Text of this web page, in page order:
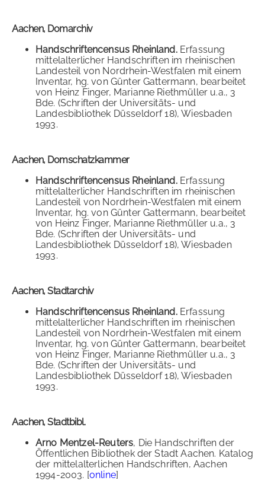
Aachen, Domarchiv
Handschriftencensus Rheinland.Erfassung
mittelalterlicher Handschriften im rheinischen
Landesteil von Nordrhein-Westfalen mit einem
Inventar, hg. von Günter Gattermann, bearbeitet
von Heinz Finger, Marianne Riethmüller u.a., 3
Bde. (Schriften der Universitäts- und
Landesbibliothek Düsseldorf 18), Wiesbaden
1993.
Aachen, Domschatzkammer
Handschriftencensus Rheinland.Erfassung
mittelalterlicher Handschriften im rheinischen
Landesteil von Nordrhein-Westfalen mit einem
Inventar, hg. von Günter Gattermann, bearbeitet
von Heinz Finger, Marianne Riethmüller u.a., 3
Bde. (Schriften der Universitäts- und
Landesbibliothek Düsseldorf 18), Wiesbaden
1993.
Aachen, Stadtarchiv
Handschriftencensus Rheinland.Erfassung
mittelalterlicher Handschriften im rheinischen
Landesteil von Nordrhein-Westfalen mit einem
Inventar, hg. von Günter Gattermann, bearbeitet
von Heinz Finger, Marianne Riethmüller u.a., 3
Bde. (Schriften der Universitäts- und
Landesbibliothek Düsseldorf 18), Wiesbaden
1993.
Aachen, Stadtbibl.
Arno Mentzel-Reuters, Die Handschriften der
Öffentlichen Bibliothek der Stadt Aachen. Katalog
der mittelalterlichen Handschriften, Aachen
1994-2003. [online]